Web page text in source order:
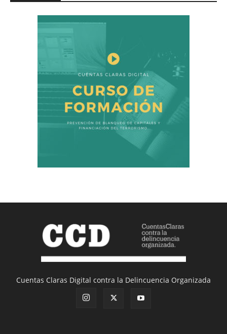
Cuentas Claras Digital contra la Delincuencia Organizada